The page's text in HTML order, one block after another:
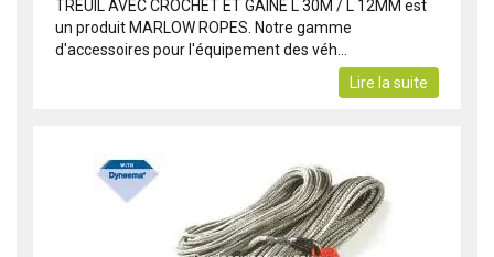
TREUIL AVEC CROCHET ET GAINE L 30M / L 12MM est
un produit MARLOW ROPES. Notre gamme
d'accessoires pour l'équipement des véh...
Lire la suite